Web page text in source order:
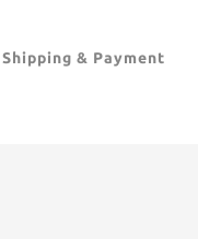
Shipping & Payment